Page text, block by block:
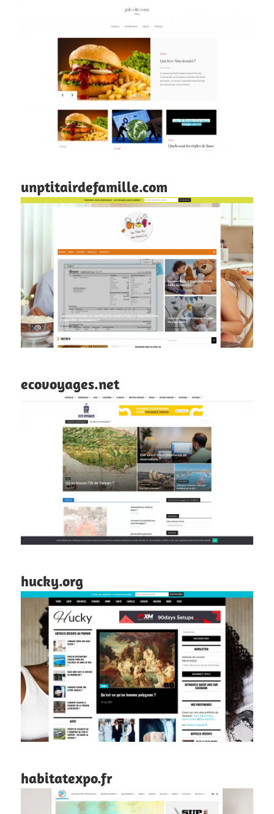
unptitairdefamille.com
ecovoyages.net
hucky.org
habitatexpo.fr